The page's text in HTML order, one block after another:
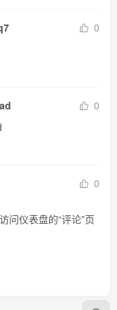
0
0
0
问仪表盘的“评论”页